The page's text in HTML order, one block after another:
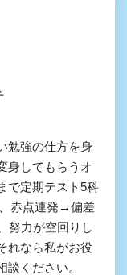
勉強の仕方を身
身してもらうオ
で定期テスト5科
赤点連発→偏差
努力が空回りし
れなら私がお役
ください。